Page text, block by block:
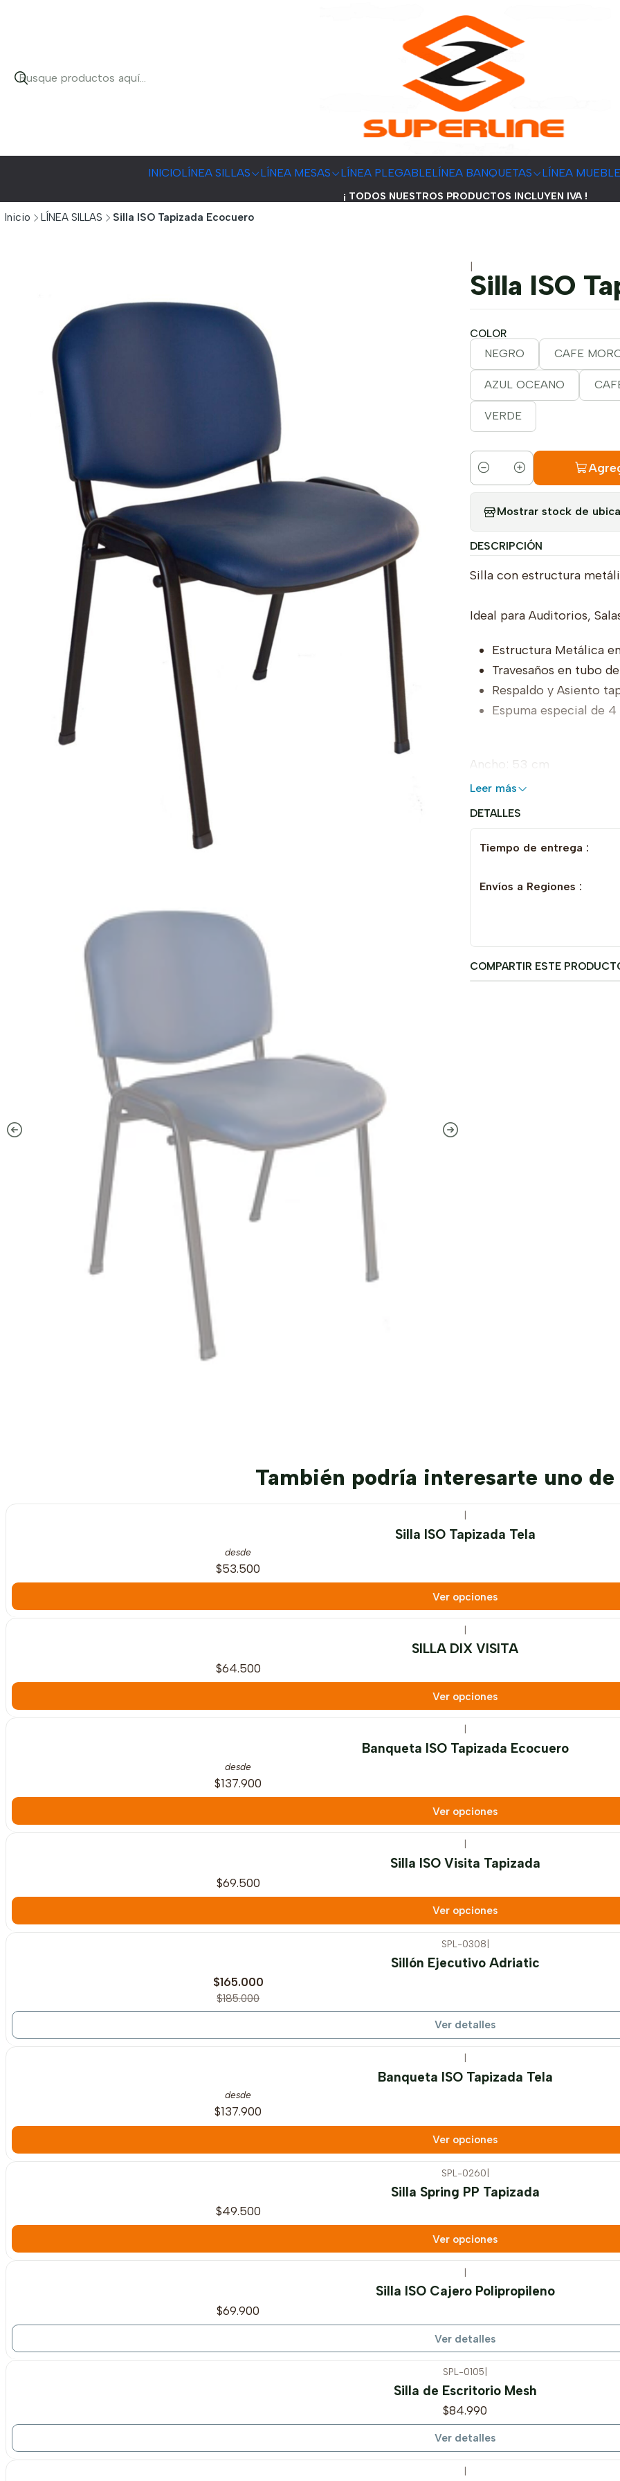
INICIOLÍNEA SILLAS LÍNEA MESAS LÍNEA PLEGABLELÍNEA BANQUETAS LÍNEA
¡ TODOS NUESTROS PRODUCTOS INCLUYEN IVA !
Inicio LÍNEA SILLAS Silla ISO Tapizada Ecocuero
|
Silla ISO
COLOR
NEGRO
CAFE
AZUL OCEANO
VERDE
Cantidad
Mostrar stock de
DESCRIPCIÓN
Silla con estructura
Ideal para Auditorios,
Estructura Metálica
Travesaños en tubo
Respaldo y Asiento
Espuma especial de 4
Ancho: 53 cm
Largo: 57 cm
Altura de Asiento: 45 cm
Leer más
DETALLES
Tiempo de entrega :
Envíos a Regiones :
COMPARTIR ESTE
También podría interesarte uno de
Silla ISO Tapizada Tela
desde
$53.500
Ver opciones
SILLA DIX VISITA
$64.500
Ver opciones
Banqueta ISO Tapizada Ecocuero
desde
$137.900
Ver opciones
Silla ISO Visita Tapizada
$69.500
Ver opciones
SPL-0308
Sillón Ejecutivo Adriatic
$165.000
$185.000
Ver detalles
Banqueta ISO Tapizada Tela
desde
$137.900
Ver opciones
SPL-0260
Silla Spring PP Tapizada
$49.500
Ver opciones
Silla ISO Cajero Polipropileno
$69.900
Ver detalles
SPL-0105
Silla de Escritorio Mesh
$84.990
Ver detalles